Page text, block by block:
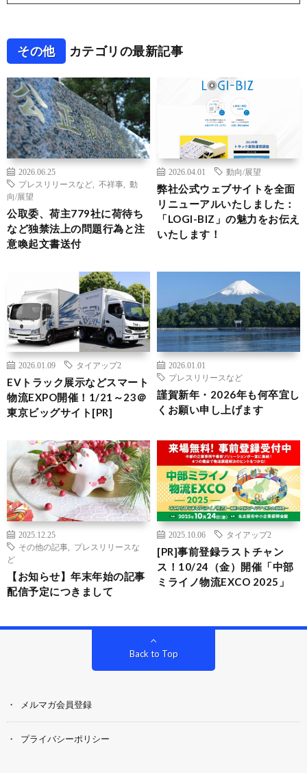
その他 カテゴリの最新記事
2026.06.25
プレスリリースなど
不祥事
動
向/展望
公取委、荷主779社に荷待ち
など独禁法上の問題行為と注
意喚起文書送付
2026.04.01 動向/展望
弊社公式ウェブサイトを全面
リニューアルいたしました：
「LOGI-BIZ」の魅力をお伝え
いたします！
2026.01.09 タイアップ2
EVトラック展示などスマート
物流EXPO開催！1/21～23＠
東京ビッグサイト[PR]
2026.01.01
プレスリリースなど
謹賀新年・2026年も何卒宜し
くお願い申し上げます
2025.12.25
その他の記事
プレスリリースな
ど
【お知らせ】年末年始の記事
配信予定につきまして
2025.10.06 タイアップ2
[PR]事前登録ラストチャン
ス！10/24（金）開催「中部
ミライノ物流EXCO 2025」
Back to Top
メルマガ会員登録
プライバシーポリシー